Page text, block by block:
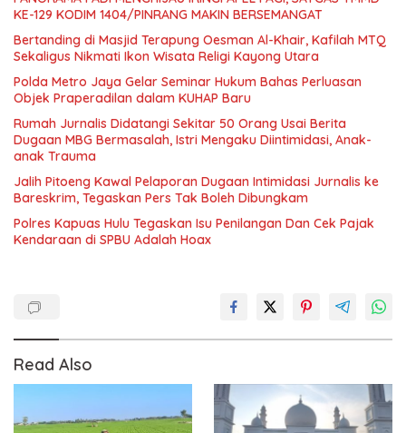
KE-129 KODIM 1404/PINRANG MAKIN BERSEMANGAT
Bertanding di Masjid Terapung Oesman Al-Khair, Kafilah MTQ
Sekaligus Nikmati Ikon Wisata Religi Kayong Utara
Polda Metro Jaya Gelar Seminar Hukum Bahas Perluasan
Objek Praperadilan dalam KUHAP Baru
Rumah Jurnalis Didatangi Sekitar 50 Orang Usai Berita
Dugaan MBG Bermasalah, Istri Mengaku Diintimidasi, Anak-
anak Trauma
Jalih Pitoeng Kawal Pelaporan Dugaan Intimidasi Jurnalis ke
Bareskrim, Tegaskan Pers Tak Boleh Dibungkam
Polres Kapuas Hulu Tegaskan Isu Penilangan Dan Cek Pajak
Kendaraan di SPBU Adalah Hoax
Read Also